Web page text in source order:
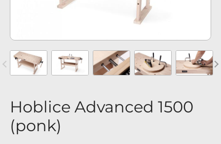
Kontakt
Hoblice Advanced 1500
(ponk)